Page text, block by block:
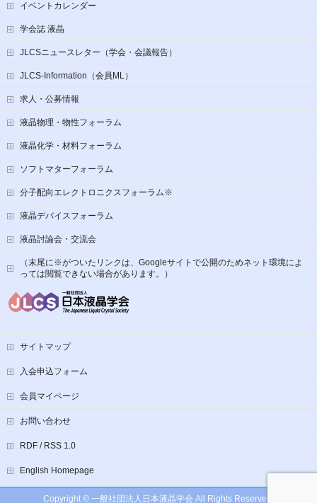
イベントカレンダー
学会誌 液晶
JLCSニュースレター（学会・会議報告）
JLCS-Information（会員ML）
求人・公募情報
液晶物理・物性フォーラム
液晶化学・材料フォーラム
ソフトマターフォーラム
分子配向エレクトロニクスフォーラム※
液晶デバイスフォーラム
液晶討論会・交流会
（末尾に※がついたリンクは、Googleサイトで公開のためネット環境によ
っては閲覧できない場合があります。）
サイトマップ
入会申込フォーム
会員マイページ
お問い合わせ
RDF / RSS 1.0
English Homepage
Copyright © 一般社団法人日本液晶学会 All Rights Reserved.